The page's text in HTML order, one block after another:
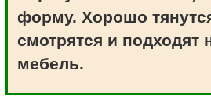
форму. Хорошо
смотрятся и подходят
мебель.